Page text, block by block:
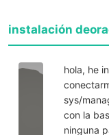
instalación
hola, he
sys/
con la
ninguna